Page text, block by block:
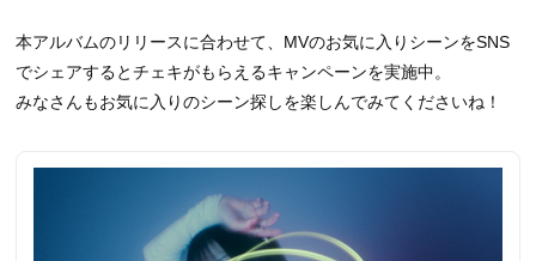
本アルバムのリリースに合わせて、MVのお気に入りシーンをSNS
でシェアするとチェキがもらえるキャンペーンを実施中。
みなさんもお気に入りのシーン探しを楽しんでみてくださいね！